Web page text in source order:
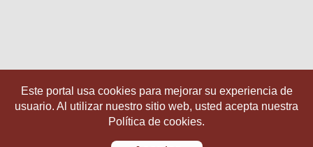
Este portal usa cookies para mejorar su experiencia de
usuario. Al utilizar nuestro sitio web, usted acepta nuestra
Política de cookies.